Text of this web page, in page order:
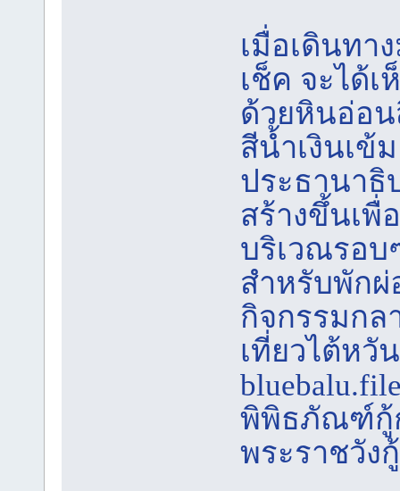
เมื่อเดินทา
เช็ค จะได้
ด้วยหินอ่อน
สีน้ำเงินเข้
ประธานาธิ
สร้างขึ้นเพื่
บริเวณรอบ
สำหรับพัก
กิจกรรมกล
เที่ยวไต้หวั
พิพิธภัณฑ์กู้
พระราชวัง